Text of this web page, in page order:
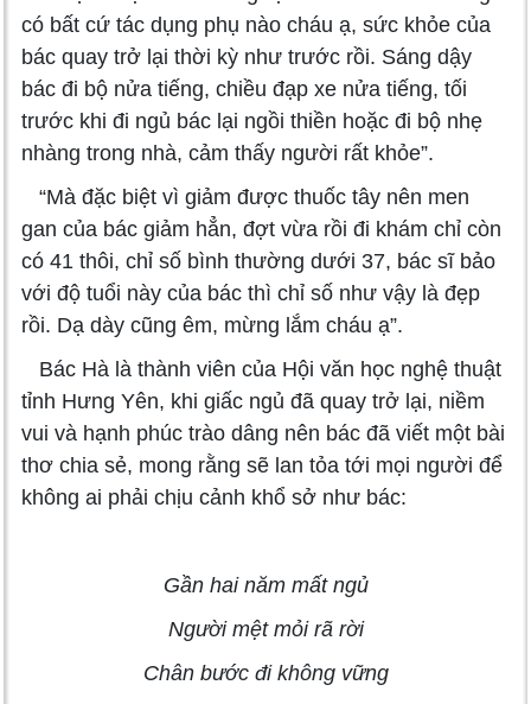
có bất cứ tác dụng phụ nào cháu ạ, sức khỏe của
bác quay trở lại thời kỳ như trước rồi. Sáng dậy
bác đi bộ nửa tiếng, chiều đạp xe nửa tiếng, tối
trước khi đi ngủ bác lại ngồi thiền hoặc đi bộ nhẹ
nhàng trong nhà, cảm thấy người rất khỏe”.
“Mà đặc biệt vì giảm được thuốc tây nên men
gan của bác giảm hẳn, đợt vừa rồi đi khám chỉ còn
có 41 thôi, chỉ số bình thường dưới 37, bác sĩ bảo
với độ tuổi này của bác thì chỉ số như vậy là đẹp
rồi. Dạ dày cũng êm, mừng lắm cháu ạ”.
Bác Hà là thành viên của Hội văn học nghệ thuật
tỉnh Hưng Yên, khi giấc ngủ đã quay trở lại, niềm
vui và hạnh phúc trào dâng nên bác đã viết một bài
thơ chia sẻ, mong rằng sẽ lan tỏa tới mọi người để
không ai phải chịu cảnh khổ sở như bác:
Gần hai năm mất ngủ
Người mệt mỏi rã rời
Chân bước đi không vững